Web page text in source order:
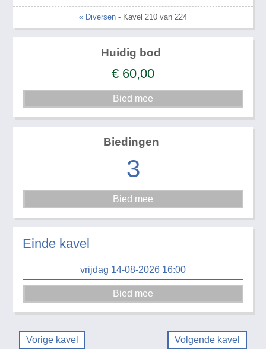
« Diversen - Kavel 210 van 224
Huidig bod
€ 60,00
Biedingen
3
Einde kavel
vrijdag 14-08-2026 16:00
Vorige kavel Volgende kavel